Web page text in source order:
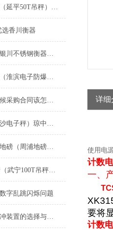
集美80吨汽车衡（延平50T吊秤）涵江轨道称）武夷山120吨地磅维修
选香川衡器
隆德隔爆衡器（银川不锈钢衡器）西夏防腐蚀地磅）山阳防爆称维修
潢川电子防爆称（淮滨电子防爆桌秤）商城电子防爆吊秤维修
在买卖地磅的时候采购合同该怎么签
安达汽车衡（金沙电子秤）琼中防爆秤）孙吴便携式地磅维修
航头地磅（祝桥地磅（周浦地磅（新场地磅）大团地磅）康桥地磅维修
靖安150T汽车衡（武宁100T吊秤（上海轨道秤）德安150吨地磅维修
字乱跳闪烁问题
缓冲电子地磅缓冲装置的选择与应用
详细
使用电
计数
一、
要将
计数